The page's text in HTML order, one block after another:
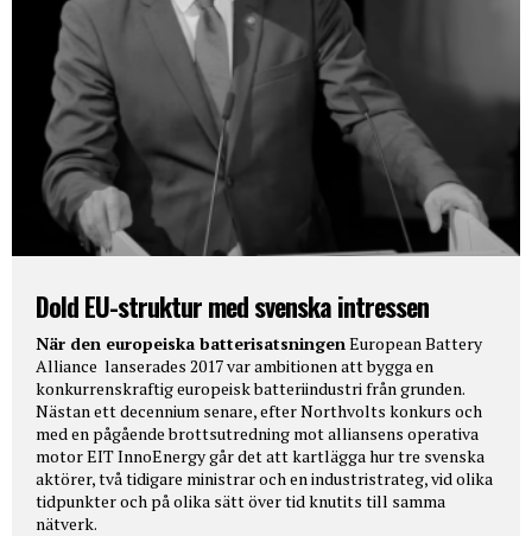
Dold EU-struktur med svenska intressen
När den europeiska batterisatsningen European Battery
Alliance lanserades 2017 var ambitionen att bygga en
konkurrenskraftig europeisk batteriindustri från grunden.
Nästan ett decennium senare, efter Northvolts konkurs och
med en pågående brottsutredning mot alliansens operativa
motor EIT InnoEnergy går det att kartlägga hur tre svenska
aktörer, två tidigare ministrar och en industristrateg, vid olika
tidpunkter och på olika sätt över tid knutits till samma
nätverk.